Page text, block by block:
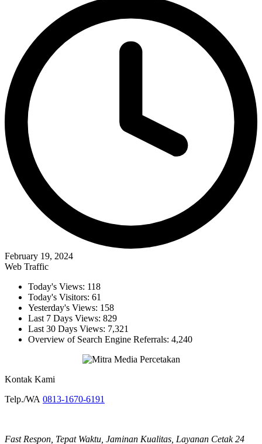
February 19, 2024
Web Traffic
Today's Views: 118
Today's Visitors: 61
Yesterday's Views: 158
Last 7 Days Views: 829
Last 30 Days Views: 7,321
Overview of Search Engine Referrals: 4,240
Kontak Kami
Telp./WA 0813-1670-6191
Fast Respon, Tepat Waktu, Jaminan Kualitas, Layanan Cetak 24